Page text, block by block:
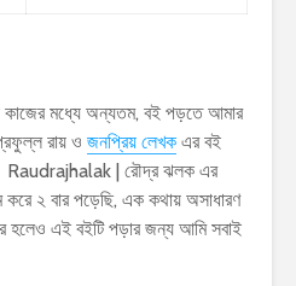
মধ্যে অন্যতম, বই পড়তে আমার
রায় ও জনপ্রিয় লেখক এর বই
Raudrajhalak | রৌদ্র ঝলক এর
২ বার পড়েছি, এক কথায় অসাধারণ
হলেও এই বইটি পড়ার জন্য আমি সবাই